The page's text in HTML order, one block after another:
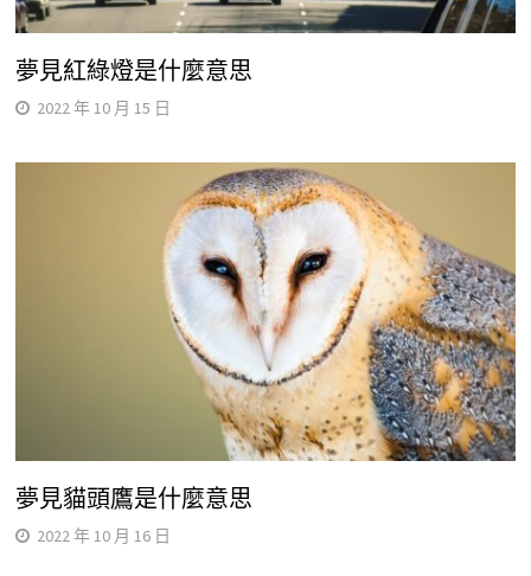
夢見紅綠燈是什麼意思
2022 年 10 月 15 日
夢見貓頭鷹是什麼意思
2022 年 10 月 16 日